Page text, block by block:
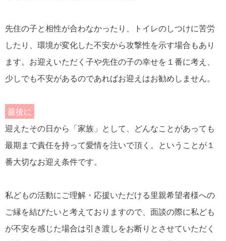
先住の子と相性が合わなかったり、トイレのしつけに苦労
したり、環境が変化した不安から攻撃性を示す場合もあり
ます。お迎えいただく子や先住の子の幸せを１番に考え、
少しでも不安があるのであればお迎えはお勧めしません。
最後に
迎えたその日から「家族」として、どんなことがあっても
最期まで責任を持って愛情を注いで頂く。ということが１
番大切なお迎え条件です。
私どもの活動にご理解・応援いただける里親希望者様への
ご縁を結びたいと考えておりますので、面談の際に私ども
が不安を感じた場合は引き渡しをお断りとさせていただく